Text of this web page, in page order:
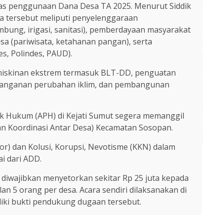
penggunaan Dana Desa TA 2025. Menurut Siddik
tersebut meliputi penyelenggaraan
irigasi, sanitasi), pemberdayaan masyarakat
(pariwisata, ketahanan pangan), serta
Polindes, PAUD).
ekstrem termasuk BLT-DD, penguatan
perubahan iklim, dan pembangunan
(APH) di Kejati Sumut segera memanggil
Koordinasi Antar Desa) Kecamatan Sosopan.
dan Kolusi, Korupsi, Nevotisme (KKN) dalam
dari ADD.
menyetorkan sekitar Rp 25 juta kepada
5 orang per desa. Acara sendiri dilaksanakan di
bukti pendukung dugaan tersebut.